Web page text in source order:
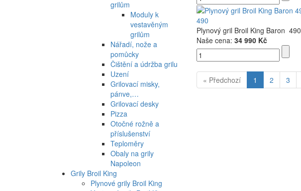
grilům
Moduly k
vestavěným
grilům
Nářadí, nože a
pomůcky
Čištění a údržba grilu
Uzení
Grilovací misky,
pánve,…
Grilovací desky
Pizza
Otočné rožně a
příslušenství
Teploměry
Obaly na grily
Napoleon
Grily Broil King
Plynové grily Broil King
490
Plynový gril Broil King Baron 490
Naše cena: 34 990 Kč
« Předchozí 1 2 3